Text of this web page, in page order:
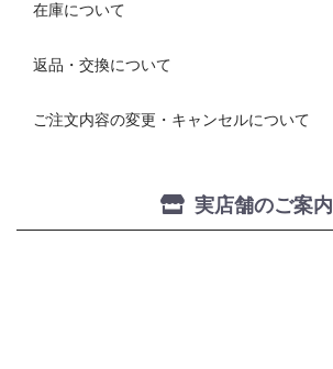
在庫について
返品・交換について
ご注文内容の変更・キャンセルについて
実店舗のご案内